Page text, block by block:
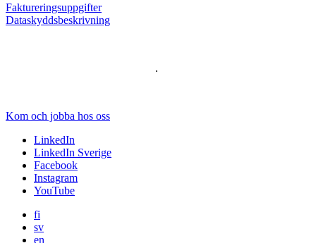
Faktureringsuppgifter
Dataskyddsbeskrivning
.
Kom och jobba hos oss
LinkedIn
LinkedIn Sverige
Facebook
Instagram
YouTube
fi
sv
en